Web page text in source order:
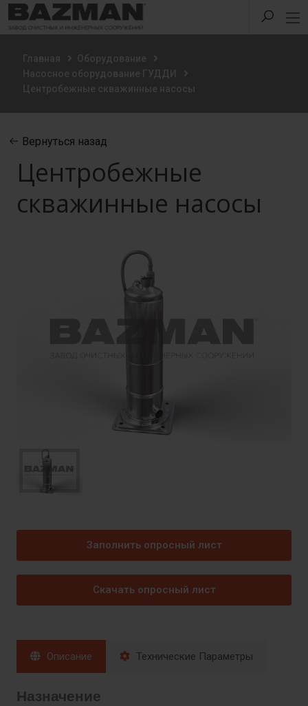
Главная
Оборудование
Насосное оборудование ГУДДИ
Центробежные скважинные насосы
Вернуться назад
Центробежные
скважинные насосы
Заполнить опросный лист
Скачать опросный лист
Описание Технические Параметры
Назначение